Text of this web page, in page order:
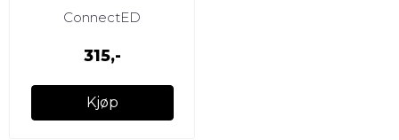
Subaru/Suzuki (2010
ConnectED
315,-
Kjøp